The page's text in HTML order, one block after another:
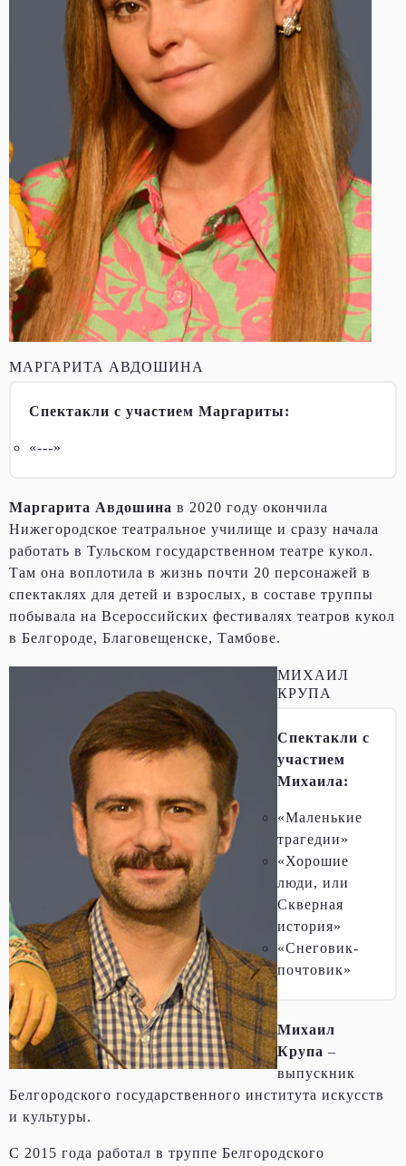
МАРГАРИТА АВДОШИНА
Спектакли с участием Маргариты:
«---»
Маргарита Авдошина в 2020 году окончила
Нижегородское театральное училище и сразу начала
работать в Тульском государственном театре кукол.
Там она воплотила в жизнь почти 20 персонажей в
спектаклях для детей и взрослых, в составе труппы
побывала на Всероссийских фестивалях театров кукол
в Белгороде, Благовещенске, Тамбове.
МИХАИЛ
КРУПА
Спектакли с
участием
Михаила:
«Маленькие
трагедии»
«Хорошие
люди, или
Скверная
история»
«Снеговик-
почтовик»
Михаил
Крупа –
выпускник
Белгородского государственного института искусств
и культуры.
С 2015 года работал в труппе Белгородского